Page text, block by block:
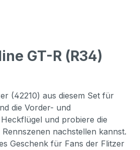
GT-R (R34)
(42210) aus diesem Set für
die Vorder- und
und probiere die
nachstellen kannst.
Geschenk für Fans der Flitzer